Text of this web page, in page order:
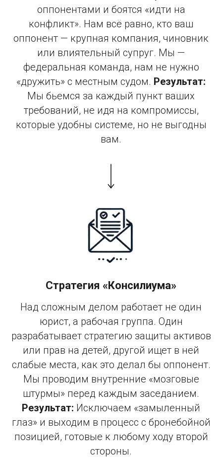
оппонентами и боятся «идти на
конфликт». Нам всё равно, кто ваш
оппонент — крупная компания, чиновник
или влиятельный супруг. Мы —
федеральная команда, нам не нужно
«дружить» с местным судом. Результат:
Мы бьемся за каждый пункт ваших
требований, не идя на компромиссы,
которые удобны системе, но не выгодны
вам.
Стратегия «Консилиума»
Над сложным делом работает не один
юрист, а рабочая группа. Один
разрабатывает стратегию защиты активов
или прав на детей, другой ищет в ней
слабые места, как это делал бы оппонент.
Мы проводим внутренние «мозговые
штурмы» перед каждым заседанием.
Результат: Исключаем «замыленный
глаз» и выходим в процесс с бронебойной
позицией, готовые к любому ходу второй
стороны.